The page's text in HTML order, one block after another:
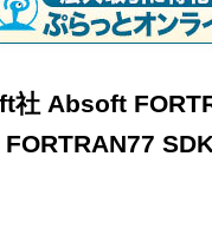
社 Absoft